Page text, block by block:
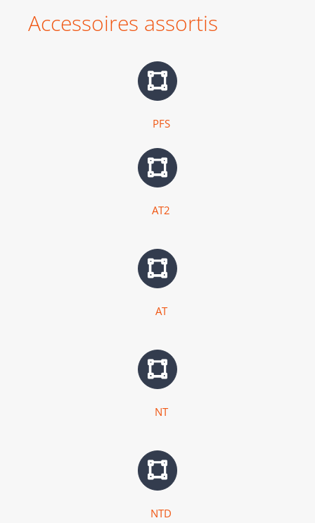
Accessoires assortis
PFS
AT2
AT
NT
NTD